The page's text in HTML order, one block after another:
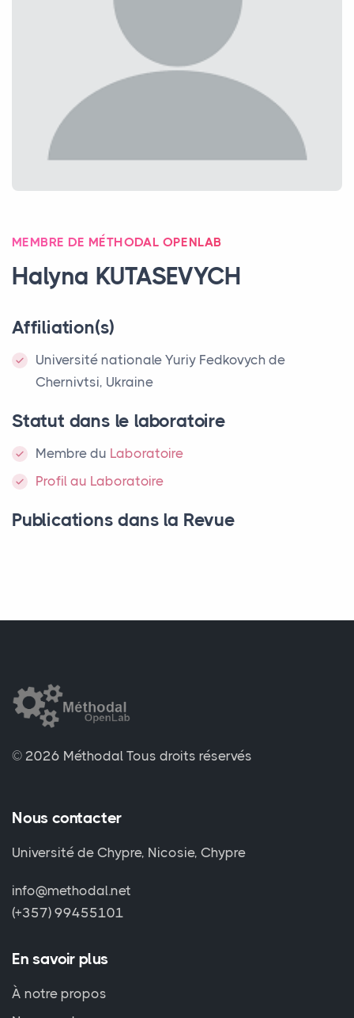
MEMBRE DE MÉTHODAL OPENLAB
Halyna KUTASEVYCH
Affiliation(s)
Université nationale Yuriy Fedkovych de
Chernivtsi, Ukraine
Statut dans le laboratoire
Membre du Laboratoire
Profil au Laboratoire
Publications dans la Revue
© 2026 Méthodal Tous droits réservés
Nous contacter
Université de Chypre, Nicosie, Chypre
info@methodal.net
(+357) 99455101
En savoir plus
À notre propos